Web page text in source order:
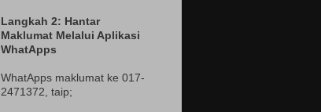
Langkah 2: Hantar
Maklumat Melalui Aplikasi
WhatApps
WhatApps maklumat ke 017-
2471372 , taip;